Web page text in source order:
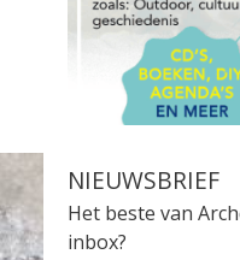
NIEUWSBRIEF
Het beste van
inbox?